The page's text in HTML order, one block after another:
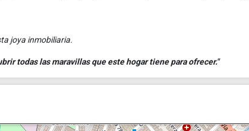
joya inmobiliaria.
todas las maravillas que este hogar tiene para ofrecer."